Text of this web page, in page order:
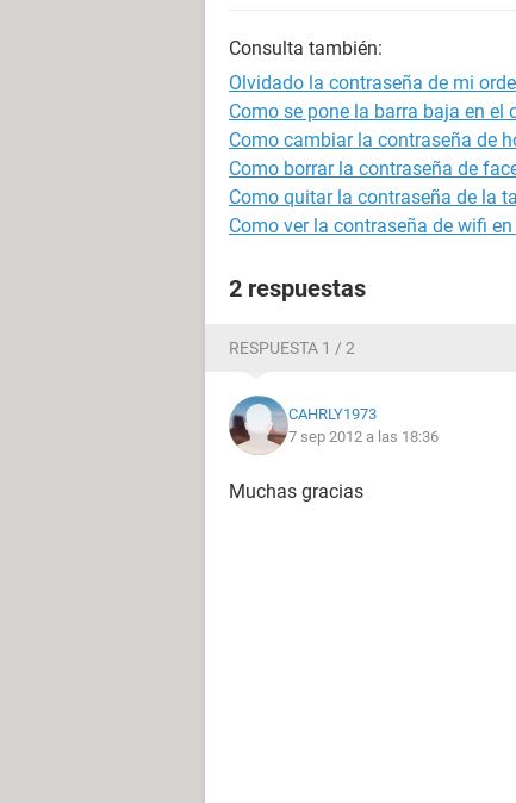
Consulta también:
Olvidado la contraseña de mi
Como se pone la barra baja en el
Como cambiar la contraseña de
Como borrar la contraseña de
Como quitar la contraseña de la
Como ver la contraseña de wifi
2 respuestas
RESPUESTA 1 / 2
CAHRLY1973
7 sep 2012 a las 18:36
Muchas gracias